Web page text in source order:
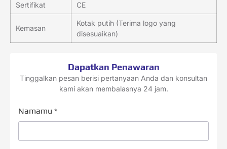
Sertifikat CE
Kemasan
Kotak putih (Terima logo yang
disesuaikan)
Dapatkan Penawaran
Tinggalkan pesan berisi pertanyaan Anda dan konsultan
kami akan membalasnya 24 jam.
Namamu *